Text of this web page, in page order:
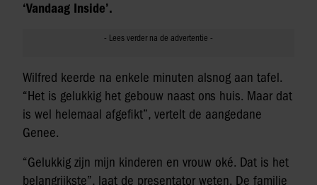
‘Vandaag Inside’.
Wilfred keerde na enkele minuten alsnog aan tafel.
“Het is gelukkig het gebouw naast ons huis. Maar dat
is wel helemaal afgefikt”, vertelt de aangedane
Genee.
“Gelukkig zijn mijn kinderen en vrouw oké. Dat is het
belangrijkste”, laat de presentator weten. De familie